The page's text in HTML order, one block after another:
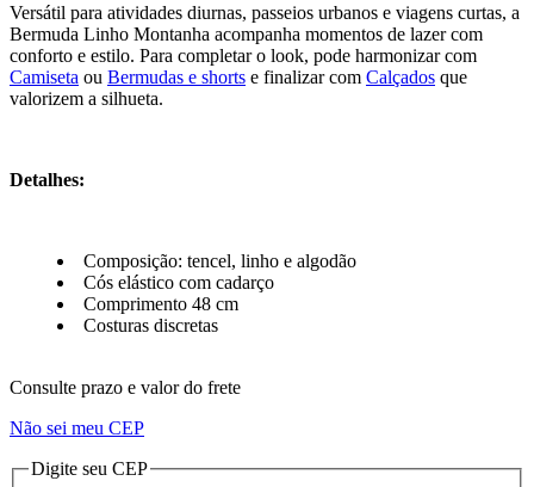
Versátil para atividades diurnas, passeios urbanos e viagens curtas, a
Bermuda Linho Montanha acompanha momentos de lazer com
conforto e estilo. Para completar o look, pode harmonizar com
Camiseta ou Bermudas e shorts e finalizar com Calçados que
valorizem a silhueta.
Detalhes:
Composição: tencel, linho e algodão
Cós elástico com cadarço
Comprimento 48 cm
Costuras discretas
Consulte prazo e valor do frete
Não sei meu CEP
Digite seu CEP